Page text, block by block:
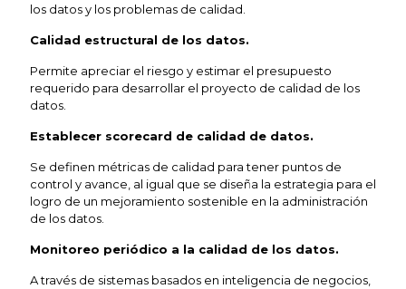
los datos y los problemas de calidad.
Calidad estructural de los datos.
Permite apreciar el riesgo y estimar el presupuesto
requerido para desarrollar el proyecto de calidad de los
datos.
Establecer scorecard de calidad de datos.
Se definen métricas de calidad para tener puntos de
control y avance, al igual que se diseña la estrategia para el
logro de un mejoramiento sostenible en la administración
de los datos.
Monitoreo periódico a la calidad de los datos.
A través de sistemas basados en inteligencia de negocios,